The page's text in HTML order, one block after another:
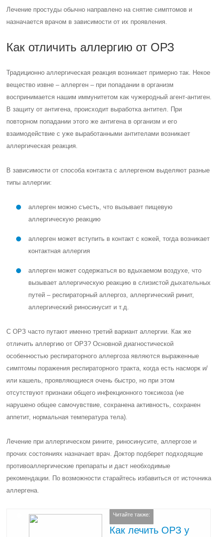
Лечение простуды обычно направлено на снятие симптомов и
назначается врачом в зависимости от их проявления.
Как отличить аллергию от ОРЗ
Традиционно аллергическая реакция возникает примерно так. Некое
вещество извне – аллерген – при попадании в организм
воспринимается нашим иммунитетом как чужеродный агент-антиген.
В защиту от антигена, происходит выработка антител. При
повторном попадании этого же антигена в организм и его
взаимодействие с уже выработанными антителами возникает
аллергическая реакция.
В зависимости от способа контакта с аллергеном выделяют разные
типы аллергии:
аллерген можно съесть, что вызывает пищевую
аллергическую реакцию
аллерген может вступить в контакт с кожей, тогда возникает
контактная аллергия
аллерген может содержаться во вдыхаемом воздухе, что
вызывает аллергическую реакцию в слизистой дыхательных
путей – респираторный аллергоз, аллергический ринит,
аллергический риносинусит и т.д.
С ОРЗ часто путают именно третий вариант аллергии. Как же
отличить аллергию от ОРЗ? Основной диагностической
особенностью респираторного аллергоза являются выраженные
симптомы поражения респираторного тракта, когда есть насморк и/
или кашель, проявляющиеся очень быстро, но при этом
отсутствуют признаки общего инфекционного токсикоза (не
нарушено общее самочувствие, сохранена активность, сохранен
аппетит, нормальная температура тела).
Лечение при аллергическом рините, риносинусите, аллергозе и
прочих состояниях назначает врач. Доктор подберет подходящие
противоаллергические препараты и даст необходимые
рекомендации. По возможности старайтесь избавиться от источника
аллергена.
Читайте также:
Как лечить ОРЗ у